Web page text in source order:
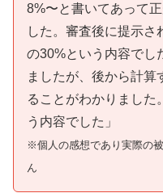
8%〜と書いてあって
した。審査後に提示さ
の30%という内容でし
ましたが、後から計算
ることがわかりました
う内容でした」
※個人の感想であり実際の
ん